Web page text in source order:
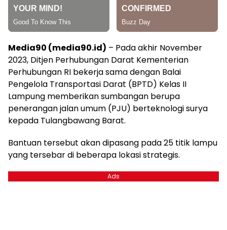
Media90 (media90.id) – Pada akhir November
2023, Ditjen Perhubungan Darat Kementerian
Perhubungan RI bekerja sama dengan Balai
Pengelola Transportasi Darat (BPTD) Kelas II
Lampung memberikan sumbangan berupa
penerangan jalan umum (PJU) berteknologi surya
kepada Tulangbawang Barat.
Bantuan tersebut akan dipasang pada 25 titik lampu
yang tersebar di beberapa lokasi strategis.
Ads